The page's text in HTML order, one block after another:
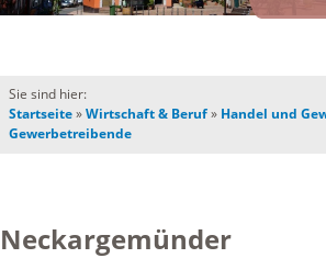
Sie sind hier:
Startseite»Wirtschaft & Beruf» Handel und
Gewerbetreibende
Neckargemünder